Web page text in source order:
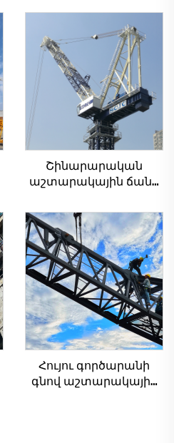
Շինարարական
աշտարակային ճանկ
բեռնամբարի
հզորությամբ, նոր
ատամնանիվի արկղ,
ատամնանիվի շարժիչ,
աստիճանավոր
ստորին մաս
Հույու գործարանի
գնով աշտարակային